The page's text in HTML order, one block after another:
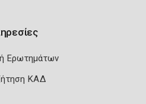
Ερωτημάτων
ΚΑΔ